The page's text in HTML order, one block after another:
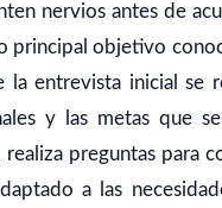
nervios antes de
principal objetivo
la entrevista inicial
y las metas que
realiza preguntas para
a las